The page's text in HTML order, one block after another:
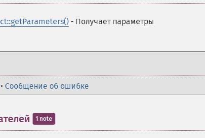
- Получает параметры
• Сообщение об ошибке
1 note